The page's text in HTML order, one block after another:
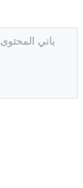
باني المحتوى